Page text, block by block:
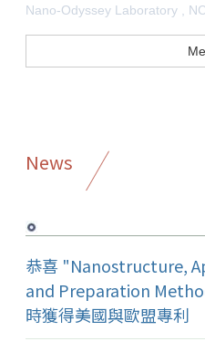
Nano-Odyssey Laboratory ,
News
恭喜 "Nanostructure,
and Preparation
時獲得美國與歐盟專利